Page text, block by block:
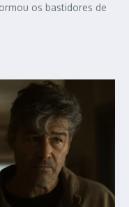
os bastidores de